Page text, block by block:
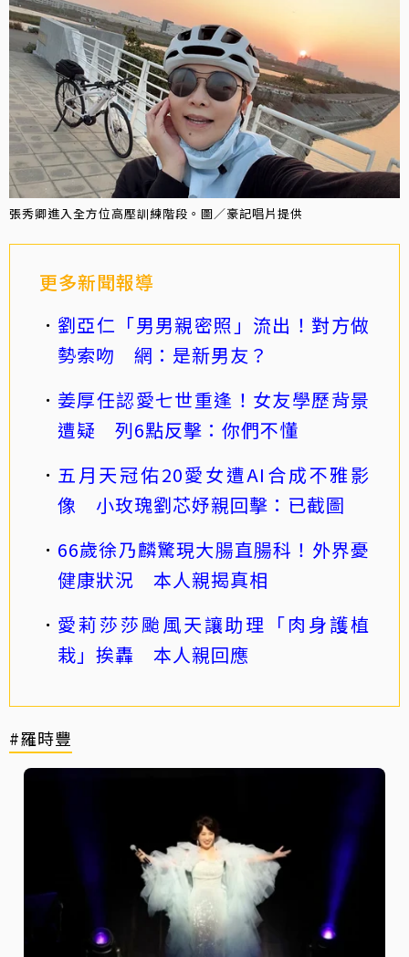
張秀卿進入全方位高壓訓練階段。圖／豪記唱片提供
更多新聞報導
劉亞仁「男男親密照」流出！對方做
勢索吻 網：是新男友？
姜厚任認愛七世重逢！女友學歷背景
遭疑 列6點反擊：你們不懂
五月天冠佑20愛女遭AI合成不雅影
像 小玫瑰劉芯妤親回擊：已截圖
66歲徐乃麟驚現大腸直腸科！外界憂
健康狀況 本人親揭真相
愛莉莎莎颱風天讓助理「肉身護植
栽」挨轟 本人親回應
#羅時豐